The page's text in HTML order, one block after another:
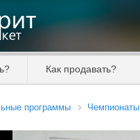
Как продавать?
программы Чемпионаты